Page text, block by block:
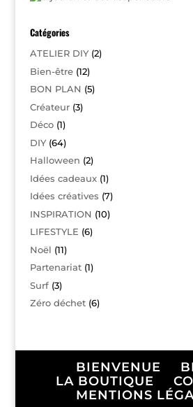
Catégories
ATELIER DIY(2)
Bien-être(12)
BON PLAN (5)
Créateur(3)
Déco(1)
DIY(64)
Halloween (2)
Idées cadeaux(1)
Idées créatives (7)
INSPIRATION (10)
LIFESTYLE (6)
Noël (11)
Partenariat(1)
Surf(3)
Zéro déchet(6)
BIENVENUE
LA BOUTIQUE
MENTIONS